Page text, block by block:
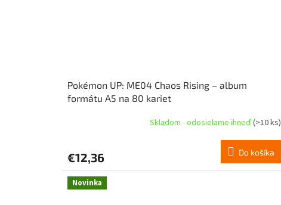
Pokémon UP: ME04 Chaos Rising – album
formátu A5 na 80 kariet
Skladom - odosielame ihneď(>10 ks)
€12,36 Do košíka
Novinka